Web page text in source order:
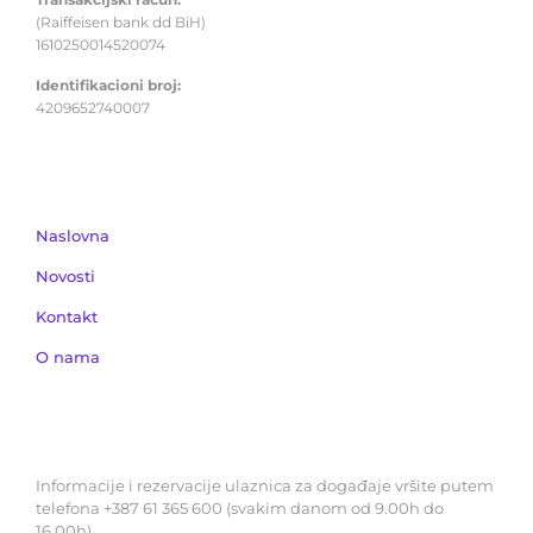
(Raiffeisen bank dd BiH)
1610250014520074
Identifikacioni broj:
4209652740007
Naslovna
Novosti
Kontakt
O nama
Informacije i rezervacije ulaznica za događaje vršite putem
telefona +387 61 365 600 (svakim danom od 9.00h do